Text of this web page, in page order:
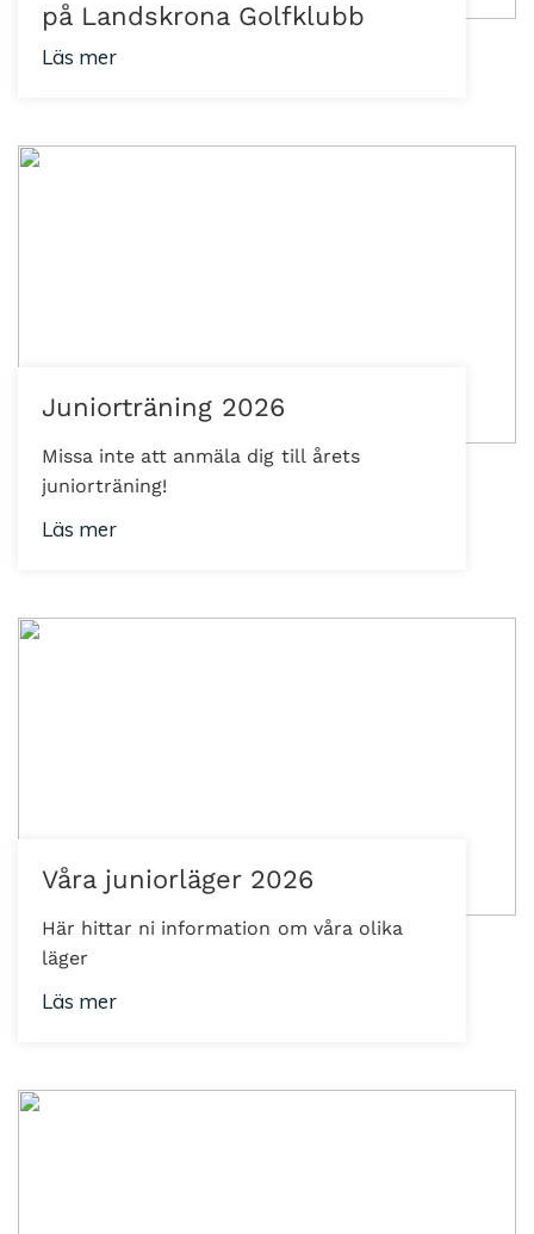
på Landskrona Golfklubb
Läs mer
Juniorträning 2026
Missa inte att anmäla dig till årets
juniorträning!
Läs mer
Våra juniorläger 2026
Här hittar ni information om våra olika
läger
Läs mer